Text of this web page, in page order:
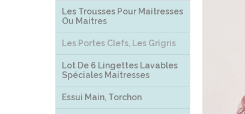
Les Trousses Pour Maitresses
Ou Maitres
Les Portes Clefs, Les Grigris
Lot De 6 Lingettes Lavables
Spéciales Maitresses
Essui Main, Torchon